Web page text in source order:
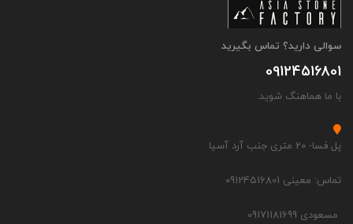
سوالی دارید؟ تماس بگیرید
09124516801
با ما هماهنگ شوید.
پل فسا- 20 متری جنب آرد آسیا
تماس: معینی 09124516801
مسعودی 09171181699